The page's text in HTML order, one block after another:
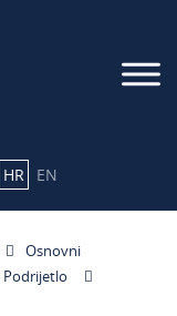
HR EN
Osnovni
Podrijetlo